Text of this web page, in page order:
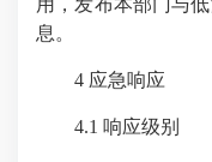
用，发布本部门与
息。
4 应急响应
4.1 响应级别